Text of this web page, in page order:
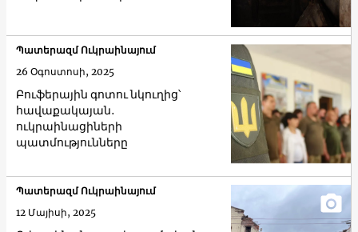
Բուֆերային գոտու նկուղից՝
հավաքակայան․
ուկրաինացիների
պատմությունները
Պատերազմ Ուկրաինայում
26 Օգոստոսի, 2025
Պատերազմ Ուկրաինայում
12 Մայիսի, 2025